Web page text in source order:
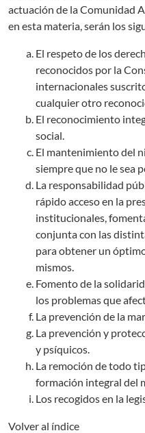
actuación de la Comunidad
en esta materia, serán los
El respeto de los
reconocidos por la
internacionales
cualquier otro
El reconocimiento
social.
El mantenimiento del
siempre que no le sea
La responsabilidad
rápido acceso en la
institucionales,
conjunta con las
para obtener un
mismos.
Fomento de la
los problemas que
La prevención de la
La prevención y
y psíquicos.
La remoción de todo
formación integral del
Los recogidos en la
Volver al índice